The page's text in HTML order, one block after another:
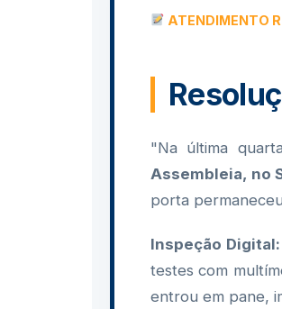
ATENDIMENTO
"Na última
Assembleia, no
porta
Inspeção Digital:
testes com
entrou em pane,